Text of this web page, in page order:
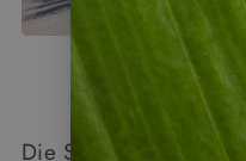
Die San-Blas-Inseln,